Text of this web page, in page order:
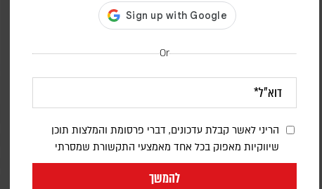
Or
הריני לאשר קבלת עדכונים, דברי פרסומת והמלצות תוכן
שיווקיות מאפוק בכל אחד מאמצעי התקשורת שמסרתי
להמשך
המערכה הכלכלית נגד איראן נכנסת למבחן |
פרשנות